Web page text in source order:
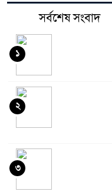
সর্বশেষ সংবাদ
১
২
৩